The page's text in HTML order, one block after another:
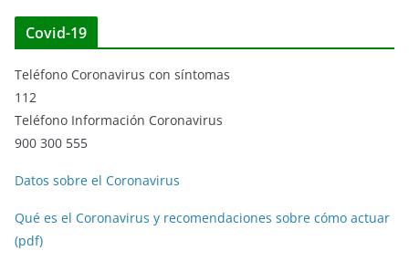
Covid-19
Teléfono Coronavirus con síntomas
112
Teléfono Información Coronavirus
900 300 555
Datos sobre el Coronavirus
Qué es el Coronavirus y recomendaciones sobre cómo actuar
(pdf)